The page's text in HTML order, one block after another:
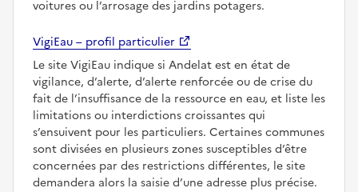
voitures ou l’arrosage des jardins potagers.
VigiEau – profil particulier
Le site VigiEau indique si Andelat est en état de
vigilance, d’alerte, d’alerte renforcée ou de crise du
fait de l’insuffisance de la ressource en eau, et liste les
limitations ou interdictions croissantes qui
s’ensuivent pour les particuliers. Certaines communes
sont divisées en plusieurs zones susceptibles d’être
concernées par des restrictions différentes, le site
demandera alors la saisie d’une adresse plus précise.